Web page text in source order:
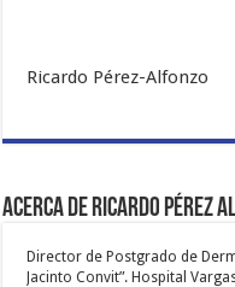
Ricardo Pérez-Alfonzo
Acerca de Ricardo Pérez
Director de Postgrado de
Jacinto Convit”. Hospital